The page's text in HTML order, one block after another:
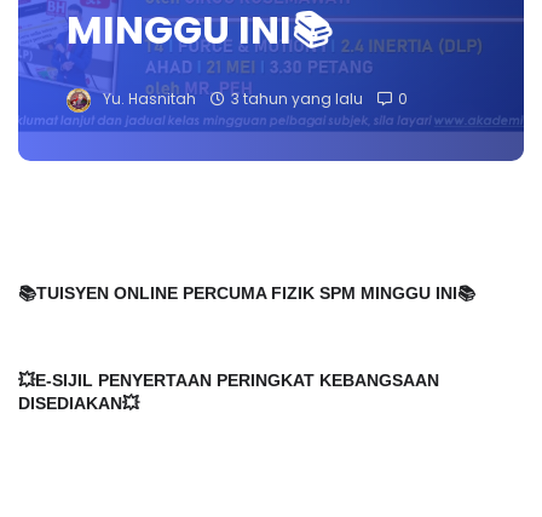
MINGGU INI📚
Yu. Hasnitah 3 tahun yang lalu 0
📚TUISYEN ONLINE PERCUMA FIZIK SPM MINGGU INI📚
💥E-SIJIL PENYERTAAN PERINGKAT KEBANGSAAN
DISEDIAKAN💥